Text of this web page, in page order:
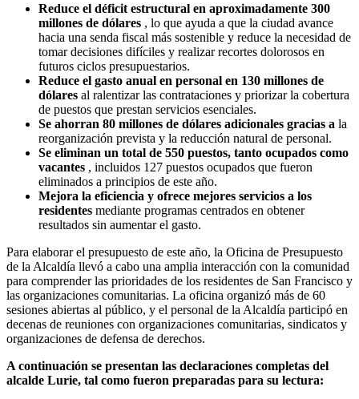
Reduce el déficit estructural en aproximadamente 300
millones de dólares , lo que ayuda a que la ciudad avance
hacia una senda fiscal más sostenible y reduce la necesidad de
tomar decisiones difíciles y realizar recortes dolorosos en
futuros ciclos presupuestarios.
Reduce el gasto anual en personal en 130 millones de
dólares al ralentizar las contrataciones y priorizar la cobertura
de puestos que prestan servicios esenciales.
Se ahorran 80 millones de dólares adicionales gracias a la
reorganización prevista y la reducción natural de personal.
Se eliminan un total de 550 puestos, tanto ocupados como
vacantes , incluidos 127 puestos ocupados que fueron
eliminados a principios de este año.
Mejora la eficiencia y ofrece mejores servicios a los
residentes mediante programas centrados en obtener
resultados sin aumentar el gasto.
Para elaborar el presupuesto de este año, la Oficina de Presupuesto
de la Alcaldía llevó a cabo una amplia interacción con la comunidad
para comprender las prioridades de los residentes de San Francisco y
las organizaciones comunitarias. La oficina organizó más de 60
sesiones abiertas al público, y el personal de la Alcaldía participó en
decenas de reuniones con organizaciones comunitarias, sindicatos y
organizaciones de defensa de derechos.
A continuación se presentan las declaraciones completas del
alcalde Lurie, tal como fueron preparadas para su lectura: